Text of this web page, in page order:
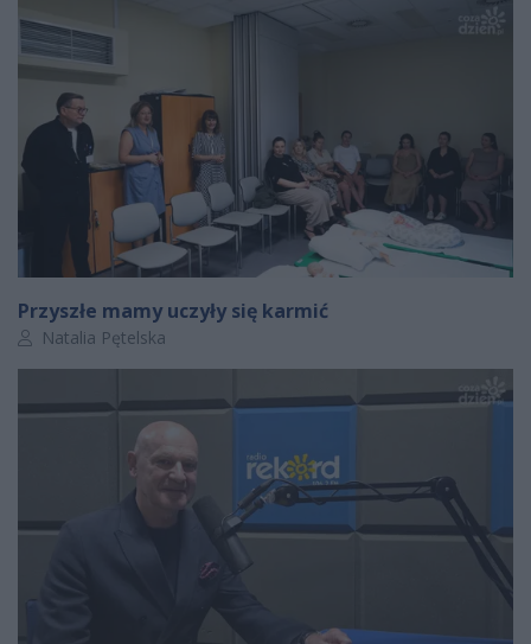
Przyszłe mamy uczyły się karmić
Autor artykułu:
Natalia Pętelska